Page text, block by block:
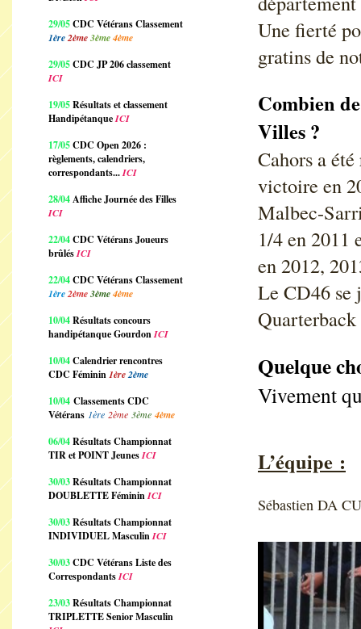
29/05CDC Vétérans Classement
1ère2ème3ème4ème
29/05CDC JP 206 classement
ICI
19/05Résultats et classement
HandipétanqueICI
17/05CDC Open 2026 :
règlements, calendriers,
correspondants...ICI
28/04Affiche Journée des Filles
ICI
22/04CDC Vétérans Joueurs
brûlésICI
22/04CDC Vétérans Classement
1ère2ème3ème4ème
10/04Résultats concours
handipétanque GourdonICI
10/04Calendrier rencontres
CDC Féminin1ère2ème
10/04 Classements CDC
Vétérans 1ère 2ème 3ème 4ème
06/04Résultats Championnat
TIR et POINT JeunesICI
30/03Résultats Championnat
DOUBLETTE FémininICI
30/03Résultats Championnat
INDIVIDUEL MasculinICI
30/03CDC Vétérans Liste des
CorrespondantsICI
23/03Résultats Championnat
TRIPLETTE Senior Masculin
Une fierté
gratins de
Combien
Villes ?
Cahors a
victoire en
Malbec-
1/4 en 2011
en 2012,
Le CD46 se
Quelque
Vivement
L’équipe :
Sébastien DA